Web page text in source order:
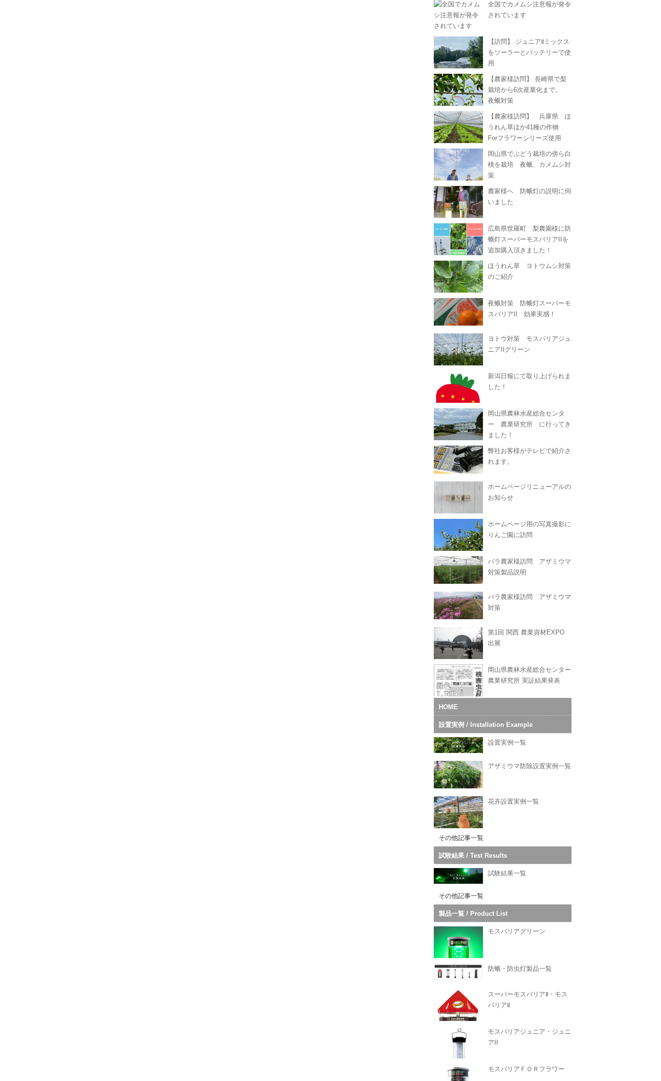
全国でカメムシ注意報が発令
されています
【訪問】 ジュニアⅡミックス
をソーラーとバッテリーで使
用
【農家様訪問】 長崎県で梨
栽培から6次産業化まで。
夜蛾対策
【農家様訪問】 兵庫県 ほ
うれん草ほか41種の作物
Forフラワーシリーズ使用
岡山県でぶどう栽培の傍ら白
桃を栽培 夜蛾、カメムシ対
策
農家様へ 防蛾灯の説明に伺
いました
広島県世羅町 梨農園様に防
蛾灯スーパーモスバリアIIを
追加購入頂きました！
ほうれん草 ヨトウムシ対策
のご紹介
夜蛾対策 防蛾灯スーパーモ
スバリアII 効果実感！
ヨトウ対策 モスバリアジュ
ニアIIグリーン
新潟日報にて取り上げられま
した！
岡山県農林水産総合センタ
ー 農業研究所 に行ってき
ました！
弊社お客様がテレビで紹介さ
れます。
ホームページリニューアルの
お知らせ
ホームページ用の写真撮影に
りんご園に訪問
バラ農家様訪問 アザミウマ
対策製品説明
バラ農家様訪問 アザミウマ
対策
第1回 関西 農業資材EXPO
出展
岡山県農林水産総合センター
農業研究所 実証結果発表
HOME
設置実例 / Installation Example
設置実例一覧
アザミウマ防除設置実例一覧
花卉設置実例一覧
その他記事一覧
試験結果 / Test Results
試験結果一覧
その他記事一覧
製品一覧 / Product List
モスバリアグリーン
防蛾・防虫灯製品一覧
スーパーモスバリアⅡ・モス
バリアⅡ
モスバリアジュニア・ジュニ
アII
モスバリアＦＯＲフラワー